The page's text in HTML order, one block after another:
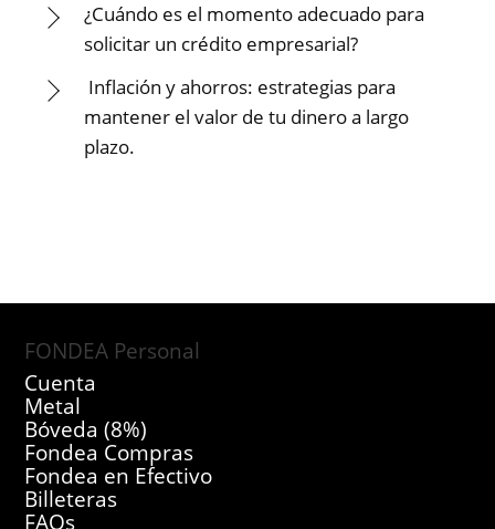
¿Cuándo es el momento adecuado para
solicitar un crédito empresarial?
Inflación y ahorros: estrategias para
mantener el valor de tu dinero a largo
plazo.
FONDEA Personal
Cuenta
Metal
Bóveda (8%)
Fondea Compras
Fondea en Efectivo
Billeteras
FAQs